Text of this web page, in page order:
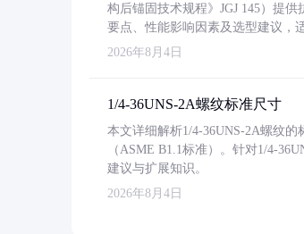
构后锚固技术规程》JGJ 145）提
要点、性能影响因素及选型建议，
2026年8月4日
1/4-36UNS-2A螺纹标准尺寸
本文详细解析1/4-36UNS-2A螺纹
（ASME B1.1标准）。针对1/4-
建议与扩展知识。
2026年8月4日